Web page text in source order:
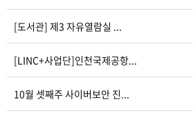
[도서관] 제3 자유열람실 ...
[LINC+사업단]인천국제공항...
10월 셋째주 사이버보안 진...